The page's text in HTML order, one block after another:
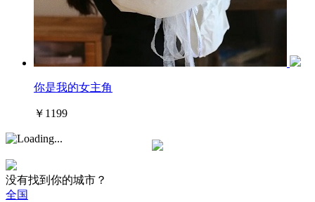
你是我的女主角
￥1199
没有找到你的城市？
全国